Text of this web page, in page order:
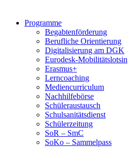
Programme
Begabtenförderung
Berufliche Orientierung
Digitalisierung am DGK
Eurodesk-Mobilitätslotsin
Erasmus+
Lerncoaching
Mediencurriculum
Nachhilfebörse
Schüleraustausch
Schulsanitätsdienst
Schülerzeitung
SoR – SmC
SoKo – Sammelpass